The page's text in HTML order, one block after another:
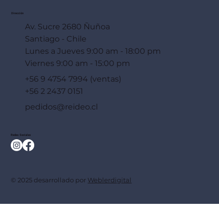
Dirección
Av. Sucre 2680 Ñuñoa
Santiago - Chile
Lunes a Jueves 9:00 am - 18:00 pm
Viernes 9:00 am - 15:00 pm
+56 9 4754 7994 (ventas)
+56 2 2437 0151
pedidos@reideo.cl
Redes Sociales
© 2025 desarrollado por Weblerdigital